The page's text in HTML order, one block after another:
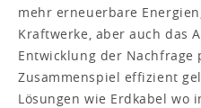
mehr erneuerbare
Kraftwerke, aber auch das
Entwicklung der Nachfrage
Zusammenspiel effizient
Lösungen wie Erdkabel wo